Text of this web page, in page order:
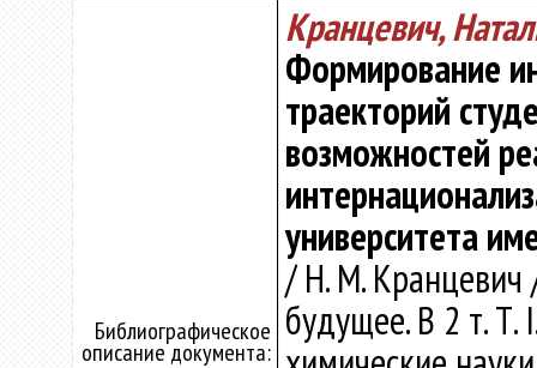
Библиографическое
описание документа:
Кранцевич,
Формирование
траекторий
возможностей
университета
/ Н. М. Кранцевич
будущее. В 2 т. Т.